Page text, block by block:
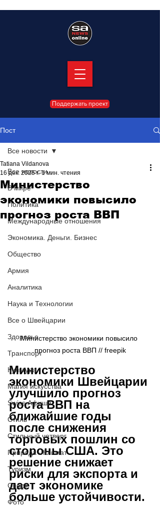
Поддержать проект
Пост
Все новости
В мире
Политика
Международные отношения
Экономика. Деньги. Бизнес
Общество
Армия
Аналитика
Наука и Технологии
Все о Швейцарии
Здоровье
Транспорт
Культура
Магия искусства
Swiss Афиша
Стиль
Стильный четверг
Природа - Климат
Туризм
Спорт
Фото
Все новости
Министерство
экономики повысило
прогноз роста ВВП
Tatiana Vildanova
16 дек. 2025 г. 1 мин. чтения
Министерство экономики повысило
прогноз роста ВВП // freepik
Министерство
экономики Швейцарии
улучшило прогноз
роста ВВП на
ближайшие годы
после снижения
торговых пошлин со
стороны США. Это
решение снижает
риски для экспорта и
дает экономике
больше устойчивости.